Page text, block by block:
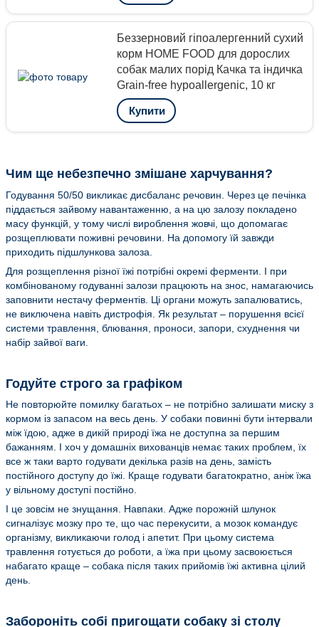
Беззерновий гіпоалергенний сухий
корм HOME FOOD для дорослих
собак малих порід Качка та індичка
Grain-free hypoallergenic, 10 кг
Купити
Чим ще небезпечно змішане харчування?
Годування 50/50 викликає дисбаланс речовин. Через це печінка
піддається зайвому навантаженню, а на цю залозу покладено
масу функцій, у тому числі вироблення жовчі, що допомагає
розщеплювати поживні речовини. На допомогу їй завжди
приходить підшлункова залоза.
Для розщеплення різної їжі потрібні окремі ферменти. І при
комбінованому годуванні залози працюють на знос, намагаючись
заповнити нестачу ферментів. Ці органи можуть запалюватись,
не виключена навіть дистрофія. Як результат – порушення всієї
системи травлення, блювання, проноси, запори, схуднення чи
набір зайвої ваги.
Годуйте строго за графіком
Не повторюйте помилку багатьох – не потрібно залишати миску з
кормом із запасом на весь день. У собаки повинні бути інтервали
між їдою, адже в дикій природі їжа не доступна за першим
бажанням. І хоч у домашніх вихованців немає таких проблем, їх
все ж таки варто годувати декілька разів на день, замість
постійного доступу до їжі. Краще годувати багатократно, аніж їжа
у вільному доступі постійно.
І це зовсім не знущання. Навпаки. Адже порожній шлунок
сигналізує мозку про те, що час перекусити, а мозок командує
організму, викликаючи голод і апетит. При цьому система
травлення готується до роботи, а їжа при цьому засвоюється
набагато краще – собака після таких прийомів їжі активна цілий
день.
Забороніть собі пригощати собаку зі столу